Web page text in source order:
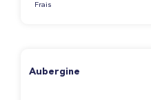
Frais
Aubergine